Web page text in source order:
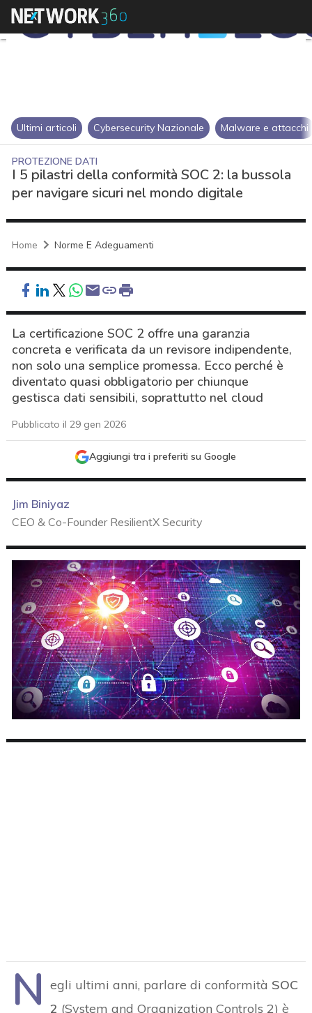
Ultimi articoli Cybersecurity Nazionale Malware e attacchi
PROTEZIONE DATI
I 5 pilastri della conformità SOC 2: la bussola
per navigare sicuri nel mondo digitale
Home Norme E Adeguamenti
La certificazione SOC 2 offre una garanzia
concreta e verificata da un revisore indipendente,
non solo una semplice promessa. Ecco perché è
diventato quasi obbligatorio per chiunque
gestisca dati sensibili, soprattutto nel cloud
Pubblicato il 29 gen 2026
Aggiungi tra i preferiti su Google
Jim Biniyaz
CEO & Co-Founder ResilientX Security
N egli ultimi anni, parlare di conformità SOC
2 (System and Organization Controls 2) è